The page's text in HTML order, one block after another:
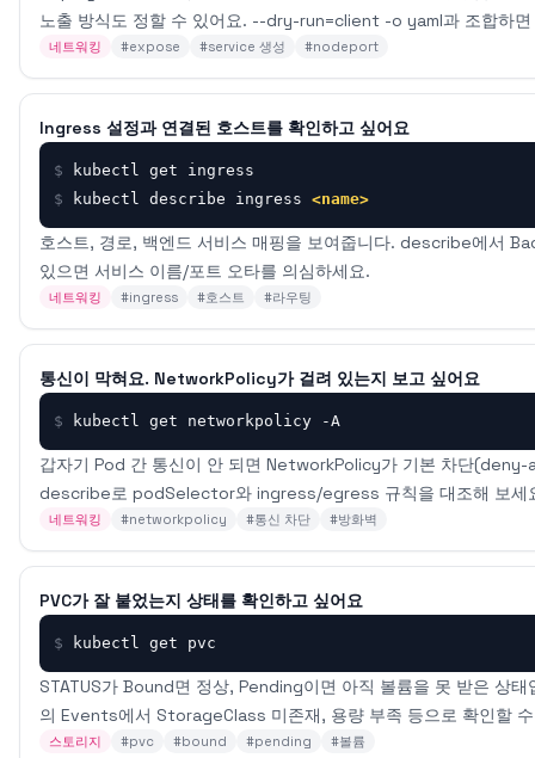
노출 방식도 정할 수 있어요. --dry-run=client -o yaml과 조합하면
네트워킹 #expose #service 생성 #nodeport
Ingress 설정과 연결된 호스트를 확인하고 싶어요
$
kubectl get ingress
$
kubectl describe ingress <name>
호스트, 경로, 백엔드 서비스 매핑을 보여줍니다. describe에서
있으면 서비스 이름/포트 오타를 의심하세요.
네트워킹 #ingress #호스트 #라우팅
통신이 막혀요. NetworkPolicy가 걸려 있는지 보고 싶어요
$ kubectl get networkpolicy -A
갑자기 Pod 간 통신이 안 되면 NetworkPolicy가 기본 차단(deny-
describe로 podSelector와 ingress/egress 규칙을 대조해 보세
네트워킹 #networkpolicy #통신 차단 #방화벽
PVC가 잘 붙었는지 상태를 확인하고 싶어요
$ kubectl get pvc
STATUS가 Bound면 정상, Pending이면 아직 볼륨을 못 받은 상
의 Events에서 StorageClass 미존재, 용량 부족 등으로 확인할
스토리지 #pvc #bound #pending #볼륨